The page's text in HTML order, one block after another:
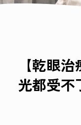
知識衛教
見證分享
【乾眼
光都受不